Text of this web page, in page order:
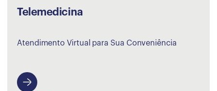
Telemedicina
Atendimento Virtual para Sua Conveniência